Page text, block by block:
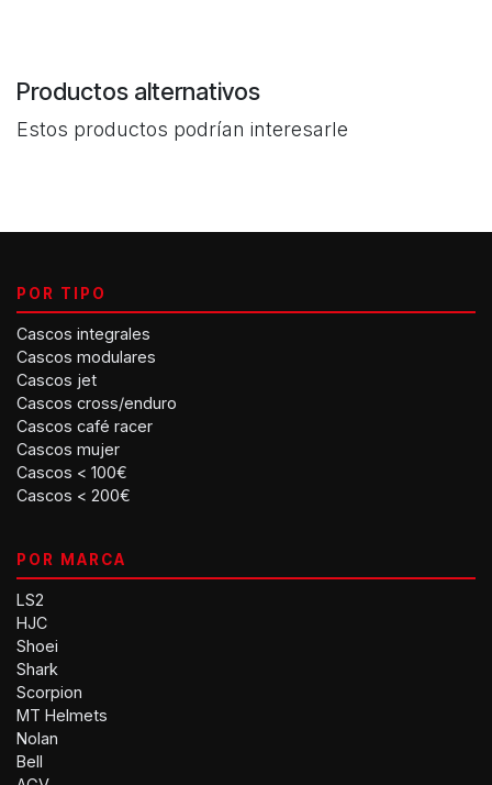
Productos alternativos
Estos productos podrían interesarle
POR TIPO
Cascos integrales
Cascos modulares
Cascos jet
Cascos cross/enduro
Cascos café racer
Cascos mujer
Cascos < 100€
Cascos < 200€
POR MARCA
LS2
HJC
Shoei
Shark
Scorpion
MT Helmets
Nolan
Bell